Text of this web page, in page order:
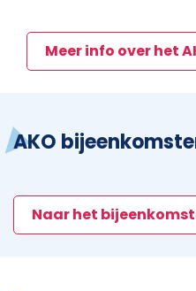
Meer info over het
AKO
Naar het